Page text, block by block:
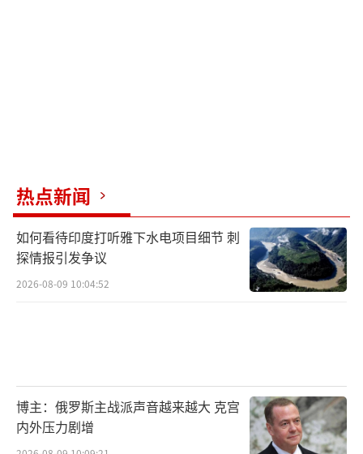
热点新闻
如何看待印度打听雅下水电项目细节 刺
探情报引发争议
2026-08-09 10:04:52
博主：俄罗斯主战派声音越来越大 克宫
内外压力剧增